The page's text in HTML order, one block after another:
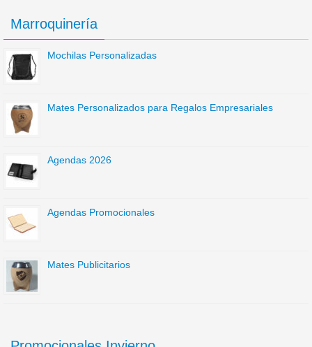
Marroquinería
Mochilas Personalizadas
Mates Personalizados para Regalos Empresariales
Agendas 2026
Agendas Promocionales
Mates Publicitarios